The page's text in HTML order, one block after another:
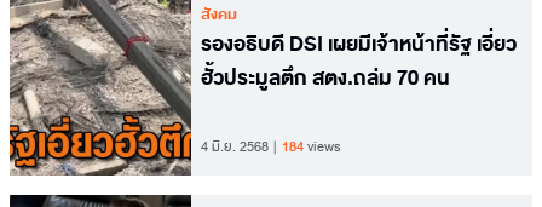
สังคม
รองอธิบดี DSI เผยมีเจ้าหน้าที่รัฐ เอี่ยว
ฮั้วประมูลตึก สตง.ถล่ม 70 คน
4 มิ.ย. 2568 184views